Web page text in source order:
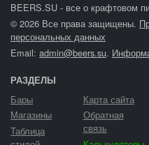
BEERS.SU - все о крафтовом
© 2026 Все права защищены.
персональных данных
Email: admin@beers.su.
РАЗДЕЛЫ
Бары
Магазины
Таблица
Карта сайта
Обратная
связь